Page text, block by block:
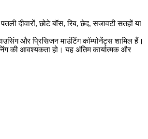
दीवारों, छोटे बॉस, रिब, छेद, सजावटी सतहों या
और प्रिसिजन माउंटिंग कॉम्पोनेंट्स शामिल हैं।
की आवश्यकता हो। यह अंतिम कार्यात्मक और